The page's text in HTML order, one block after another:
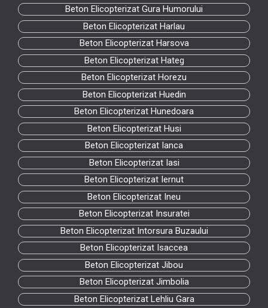
Beton Elicopterizat Gura Humorului
Beton Elicopterizat Harlau
Beton Elicopterizat Harsova
Beton Elicopterizat Hateg
Beton Elicopterizat Horezu
Beton Elicopterizat Huedin
Beton Elicopterizat Hunedoara
Beton Elicopterizat Husi
Beton Elicopterizat Ianca
Beton Elicopterizat Iasi
Beton Elicopterizat Iernut
Beton Elicopterizat Ineu
Beton Elicopterizat Insuratei
Beton Elicopterizat Intorsura Buzaului
Beton Elicopterizat Isaccea
Beton Elicopterizat Jibou
Beton Elicopterizat Jimbolia
Beton Elicopterizat Lehliu Gara